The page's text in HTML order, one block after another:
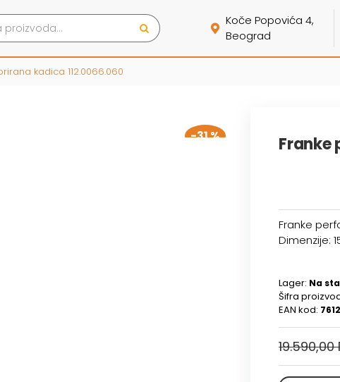
Koče Popovića 4,
Beograd
kadica 112.0066.060
-31 % Franke
Franke
Dimenzije:
Lager: Na
Šifra
EAN kod:
19.590,00